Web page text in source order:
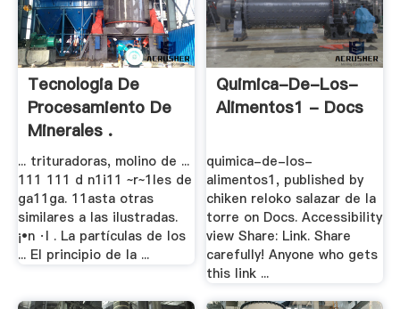
Tecnologia De
Procesamiento De
Minerales .
... trituradoras, molino de ...
111 111 d n1i11 ~r~1les de
ga11ga. 11asta otras
similares a las ilustradas.
¡•n ·I . La partículas de los
... El principio de la ...
Quimica-De-Los-
Alimentos1 - Docs
quimica-de-los-
alimentos1, published by
chiken reloko salazar de la
torre on Docs. Accessibility
view Share: Link. Share
carefully! Anyone who gets
this link ...